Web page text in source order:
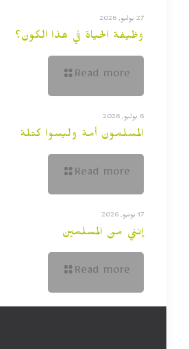
27 يوليو, 2026
وظيفة الحياة في هذا الكون؟
Read more
6 يوليو, 2026
المسلمون أمة وليسوا كتلة
Read more
17 يونيو, 2026
إنني من المسلمين
Read more